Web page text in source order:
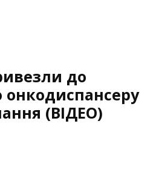
до
онкодиспансеру
(ВІДЕО)